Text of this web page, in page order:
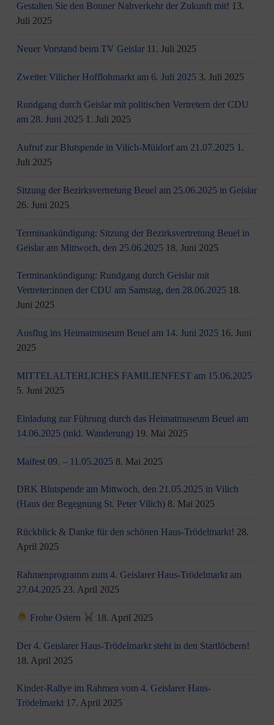
Gestalten Sie den Bonner Nahverkehr der Zukunft mit! 13.
Juli 2025
Neuer Vorstand beim TV Geislar 11. Juli 2025
Zweiter Vilicher Hofflohmarkt am 6. Juli 2025 3. Juli 2025
Rundgang durch Geislar mit politischen Vertretern der CDU
am 28. Juni 2025 1. Juli 2025
Aufruf zur Blutspende in Vilich-Müldorf am 21.07.2025 1.
Juli 2025
Sitzung der Bezirksvertretung Beuel am 25.06.2025 in Geislar
26. Juni 2025
Terminankündigung: Sitzung der Bezirksvertretung Beuel in
Geislar am Mittwoch, den 25.06.2025 18. Juni 2025
Terminankündigung: Rundgang durch Geislar mit
Vertreter:innen der CDU am Samstag, den 28.06.2025 18.
Juni 2025
Ausflug ins Heimatmuseum Beuel am 14. Juni 2025 16. Juni
2025
MITTELALTERLICHES FAMILIENFEST am 15.06.2025
5. Juni 2025
Einladung zur Führung durch das Heimatmuseum Beuel am
14.06.2025 (inkl. Wanderung) 19. Mai 2025
Maifest 09. – 11.05.2025 8. Mai 2025
DRK Blutspende am Mittwoch, den 21.05.2025 in Vilich
(Haus der Begegnung St. Peter Vilich) 8. Mai 2025
Rückblick & Danke für den schönen Haus-Trödelmarkt! 28.
April 2025
Rahmenprogramm zum 4. Geislarer Haus-Trödelmarkt am
27.04.2025 23. April 2025
Frohe Ostern 18. April 2025
Der 4. Geislarer Haus-Trödelmarkt steht in den Startlöchern!
18. April 2025
Kinder-Rallye im Rahmen vom 4. Geislarer Haus-
Trödelmarkt 17. April 2025